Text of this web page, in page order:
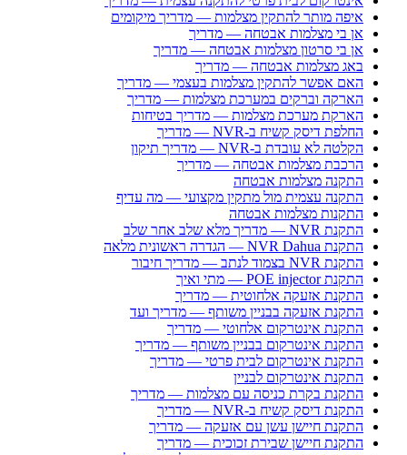
איפה מותר להתקין מצלמות — מדריך מיקומים
אן בי מצלמות אבטחה — מדריך
אן בי סרטון מצלמות אבטחה — מדריך
באג מצלמות אבטחה — מדריך
האם אפשר להתקין מצלמות בעצמי — מדריך
הארקה וברקים במערכת מצלמות — מדריך
הארקת מערכת מצלמות — מדריך בטיחות
החלפת דיסק קשיח ב-NVR — מדריך
הקלטה לא עובדת ב-NVR — מדריך תיקון
הרכבת מצלמות אבטחה — מדריך
התקנה מצלמות אבטחה
התקנה עצמית מול מתקין מקצועי — מה עדיף
התקנות מצלמות אבטחה
התקנת NVR — מדריך מלא שלב אחר שלב
התקנת NVR Dahua — הגדרה ראשונית מלאה
התקנת NVR בצמוד לנתב — מדריך חיבור
התקנת POE injector — מתי ואיך
התקנת אזעקה אלחוטית — מדריך
התקנת אזעקה בבניין משותף — מדריך ועד
התקנת אינטרקום אלחוטי — מדריך
התקנת אינטרקום בבניין משותף — מדריך
התקנת אינטרקום לבית פרטי — מדריך
התקנת אינטרקום לבניין
התקנת בקרת כניסה עם מצלמות — מדריך
התקנת דיסק קשיח ב-NVR — מדריך
התקנת חיישן עשן עם אזעקה — מדריך
התקנת חיישן שבירת זכוכית — מדריך